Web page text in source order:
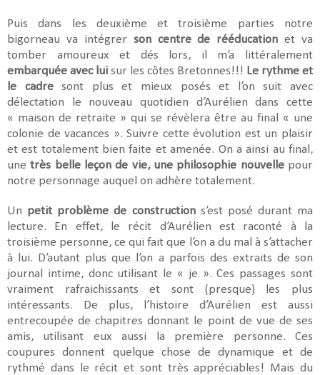
Puis dans les deuxième et troisième parties notre
bigorneau va intégrer son centre de rééducationet va
tomber amoureux et dés lors, il m’a littéralement
embarquée avec lui sur les côtes Bretonnes!!! Le rythme et
le cadresont plus et mieux posés et l’on suit avec
délectation le nouveau quotidien d’Aurélien dans cette
« maison de retraite » qui se révèlera être au final « une
colonie de vacances ». Suivre cette évolution est un plaisir
et est totalement bien faite et amenée. On a ainsi au final,
unetrès belle leçon de vie, une philosophie nouvelle pour
notre personnage auquel on adhère totalement.
Un petit problème de constructions’est posé durant ma
lecture. En effet, le récit d’Aurélien est raconté à la
troisième personne, ce qui fait que l’on a du mal à s’attacher
à lui. D’autant plus que l’on a parfois des extraits de son
journal intime, donc utilisant le « je ». Ces passages sont
vraiment rafraichissants et sont (presque) les plus
intéressants. De plus, l’histoire d’Aurélien est aussi
entrecoupée de chapitres donnant le point de vue de ses
amis, utilisant eux aussi la première personne. Ces
coupures donnent quelque chose de dynamique et de
rythmé dans le récit et sont très appréciables! Mais du